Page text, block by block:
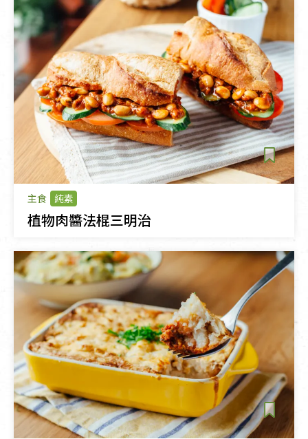
主食 純素
植物肉醬法棍三明治